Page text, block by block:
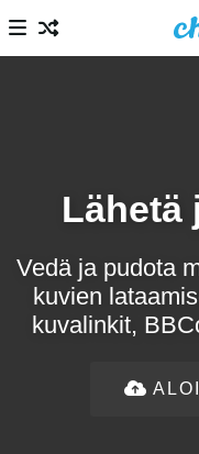
Lähetä
Vedä ja pudota
kuvien
kuvalinkit,